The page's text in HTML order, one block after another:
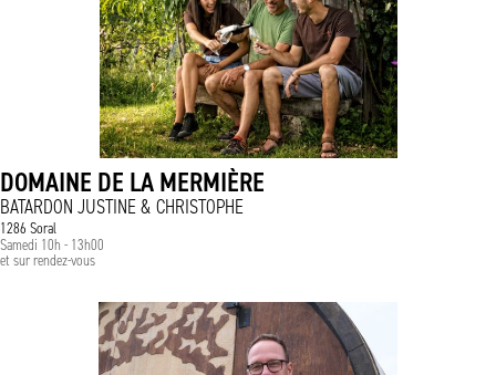
DOMAINE DE LA MERMIÈRE
BATARDON JUSTINE & CHRISTOPHE
1286 Soral
Samedi 10h - 13h00
et sur rendez-vous